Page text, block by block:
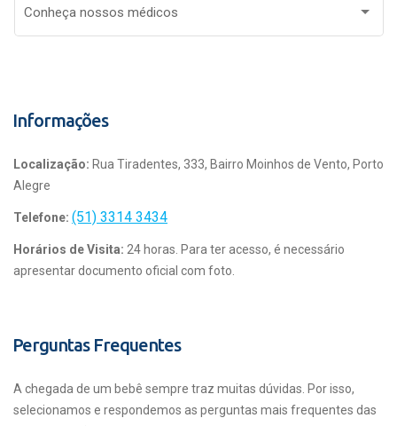
Conheça nossos médicos
Informações
Localização: Rua Tiradentes, 333, Bairro Moinhos de Vento, Porto
Alegre
Telefone: (51) 3314 3434
Horários de Visita: 24 horas. Para ter acesso, é necessário
apresentar documento oficial com foto.
Perguntas Frequentes
A chegada de um bebê sempre traz muitas dúvidas. Por isso,
selecionamos e respondemos as perguntas mais frequentes das